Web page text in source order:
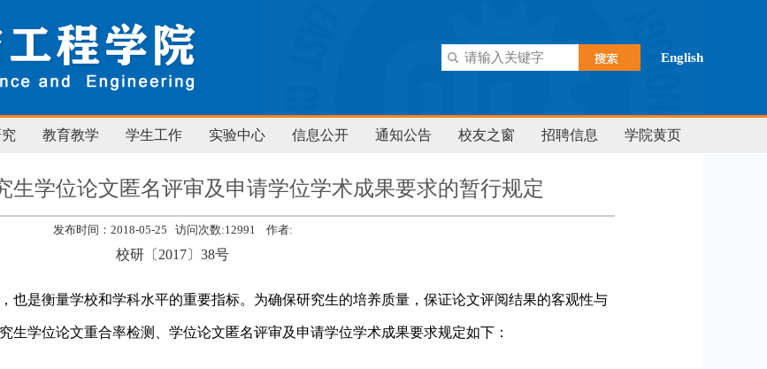
English
教育教学 学生工作 实验中心 信息公开 通知公告 校友之窗 招聘信息 学院黄页
生学位论文匿名评审及申请学位学术成果要求的暂行规定
发布时间：2018-05-25 访问次数:12991 作者:
校研〔 2017〕 38号
也是衡量学校和学科水平的重要指标。为确保研究生的培养质量，保证论文评阅结果的客观性与
生学位论文重合率检测、学位论文匿名评审及申请学位学术成果要求规定如下：